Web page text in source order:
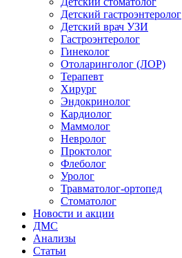
Детский гастроэнтеролог
Детский врач УЗИ
Гастроэнтеролог
Гинеколог
Отоларинголог (ЛОР)
Терапевт
Хирург
Эндокринолог
Кардиолог
Маммолог
Невролог
Проктолог
Флеболог
Уролог
Травматолог-ортопед
Стоматолог
Новости и акции
ДМС
Анализы
Статьи